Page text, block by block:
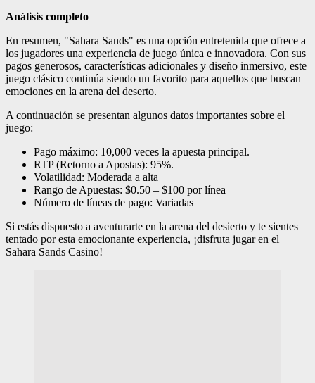
Análisis completo
En resumen, "Sahara Sands" es una opción entretenida que ofrece a
los jugadores una experiencia de juego única e innovadora. Con sus
pagos generosos, características adicionales y diseño inmersivo, este
juego clásico continúa siendo un favorito para aquellos que buscan
emociones en la arena del deserto.
A continuación se presentan algunos datos importantes sobre el
juego:
Pago máximo: 10,000 veces la apuesta principal.
RTP (Retorno a Apostas): 95%.
Volatilidad: Moderada a alta
Rango de Apuestas: $0.50 – $100 por línea
Número de líneas de pago: Variadas
Si estás dispuesto a aventurarte en la arena del desierto y te sientes
tentado por esta emocionante experiencia, ¡disfruta jugar en el
Sahara Sands Casino!